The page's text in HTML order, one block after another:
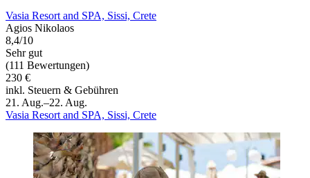
Vasia Resort and SPA, Sissi, Crete
Agios Nikolaos
8,4/10
Sehr gut
(111 Bewertungen)
230 €
inkl. Steuern & Gebühren
21. Aug.–22. Aug.
Vasia Resort and SPA, Sissi, Crete